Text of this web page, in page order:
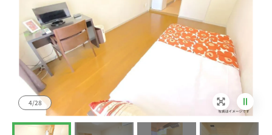
4/28